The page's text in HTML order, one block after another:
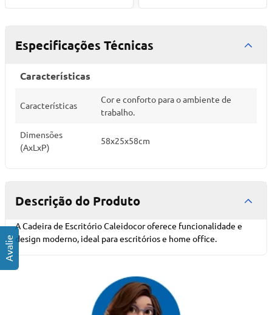
Especificações Técnicas
Características
Características
Cor e conforto para o ambiente de
trabalho.
Dimensões
(AxLxP)
58x25x58cm
Descrição do Produto
A Cadeira de Escritório Caleidocor oferece funcionalidade e
design moderno, ideal para escritórios e home office.